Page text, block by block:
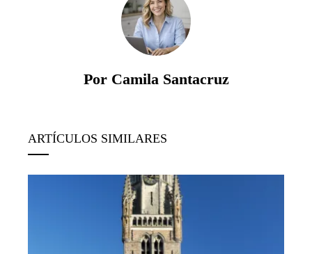
Por Camila Santacruz
ARTÍCULOS SIMILARES